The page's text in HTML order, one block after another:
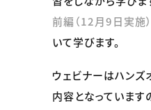
前編（12月9日実施）
いて学びます。
ウェビナーはハン
内容となっています